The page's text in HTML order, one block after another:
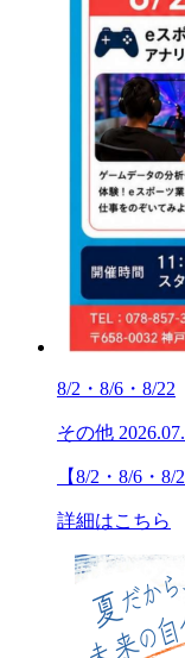
8/2・8/6・8/22
その他
【8/2・8/6・
詳細はこちら